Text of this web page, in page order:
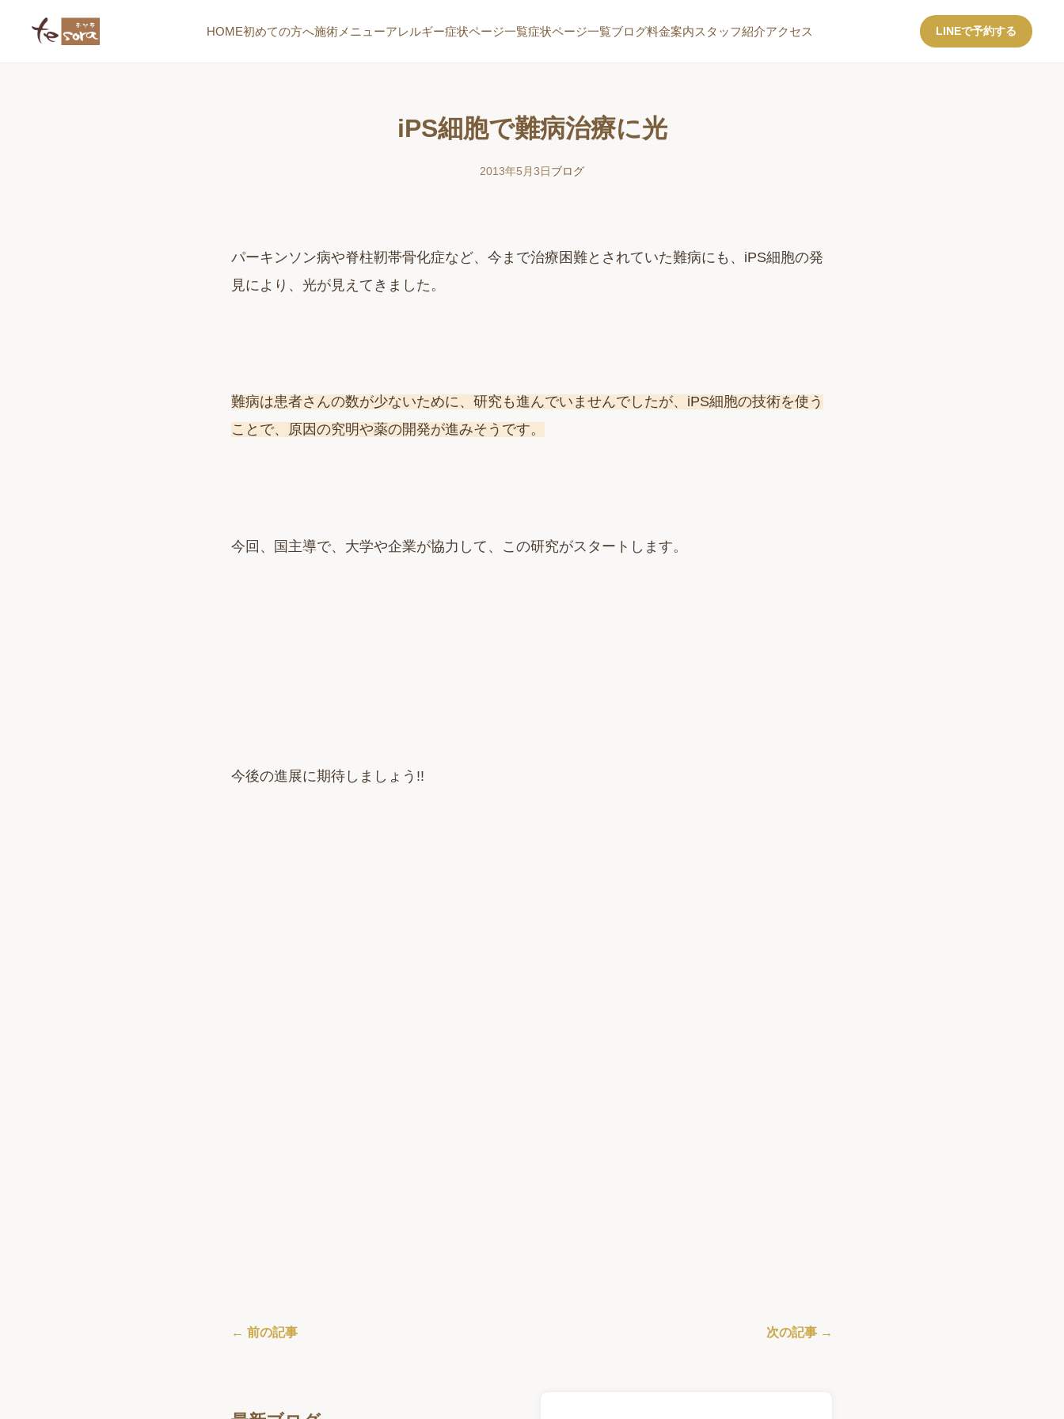
HOME初めての方へ施術メニューアレルギー症状ページ一覧症状ページ一覧ブログ料金案内スタッフ紹介アクセス LINEで予約する
iPS細胞で難病治療に光
2013年5月3日ブログ
パーキンソン病や脊柱靭帯骨化症など、今まで治療困難とされていた難病にも、iPS細胞の発
見により、光が見えてきました。
難病は患者さんの数が少ないために、研究も進んでいませんでしたが、iPS細胞の技術を使う
ことで、原因の究明や薬の開発が進みそうです。
今回、国主導で、大学や企業が協力して、この研究がスタートします。
今後の進展に期待しましょう!!
← 前の記事 次の記事 →